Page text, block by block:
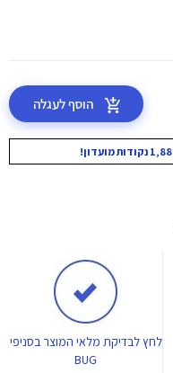
הוסף לעגלה
לחץלבדיקת מלאי המוצר בסניפי
BUG